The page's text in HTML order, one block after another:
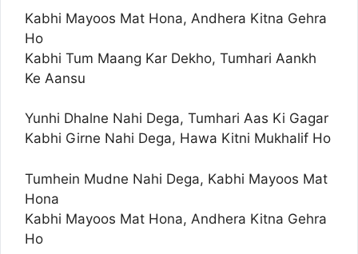
Kabhi Mayoos Mat Hona, Andhera Kitna Gehra
Ho
Kabhi Tum Maang Kar Dekho, Tumhari Aankh
Ke Aansu
Yunhi Dhalne Nahi Dega, Tumhari Aas Ki Gagar
Kabhi Girne Nahi Dega, Hawa Kitni Mukhalif Ho
Tumhein Mudne Nahi Dega, Kabhi Mayoos Mat
Hona
Kabhi Mayoos Mat Hona, Andhera Kitna Gehra
Ho